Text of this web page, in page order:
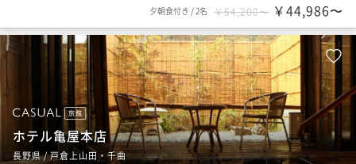
夕朝食付き /2名 ￥54,200〜 ￥44,986〜
旅館
ホテル亀屋本店
長野県 / 戸倉上山田・千曲